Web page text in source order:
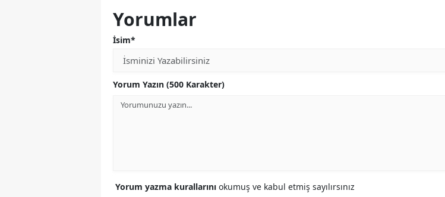
Yorumlar
İsim*
Yorum Yazın (500 Karakter)
Yorum yazma kurallarını okumuş ve kabul etmiş sayılırsınız